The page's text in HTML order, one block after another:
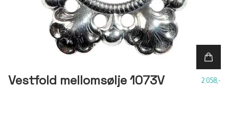
Vestfold mellomsølje 1073V 2 058,-